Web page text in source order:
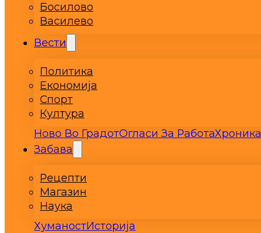
Босилово
Василево
Вести
Политика
Економија
Спорт
Култура
Ново Во ГрадотОгласи За РаботаХроника
Забава
Рецепти
Магазин
Наука
ХуманостИсторија